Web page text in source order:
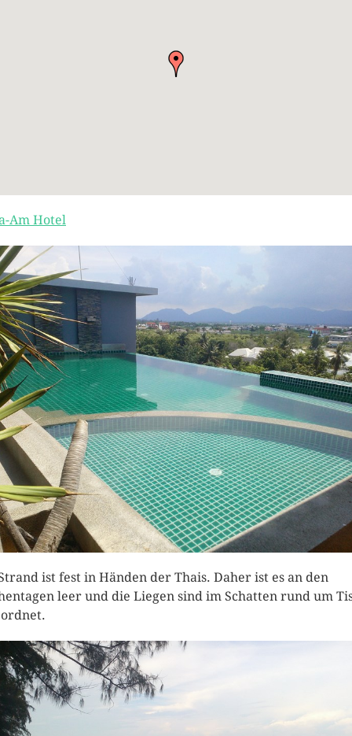
Am Hotel
ist fest in Händen der Thais. Daher ist es an den
leer und die Liegen sind im Schatten rund um